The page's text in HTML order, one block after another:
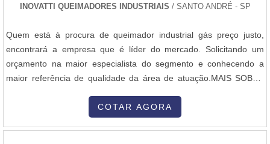
INOVATTI QUEIMADORES INDUSTRIAIS / SANTO ANDRÉ - SP
Quem está à procura de queimador industrial gás preço justo,
encontrará a empresa que é líder do mercado. Solicitando um
orçamento na maior especialista do segmento e conhecendo a
maior referência de qualidade da área de atuação.MAIS SOBRE
pesquisar queimador industrial gás preço justo em uma empresa
comprometida com seus serviços, encontra o site da Inovatti
COTAR AGORA